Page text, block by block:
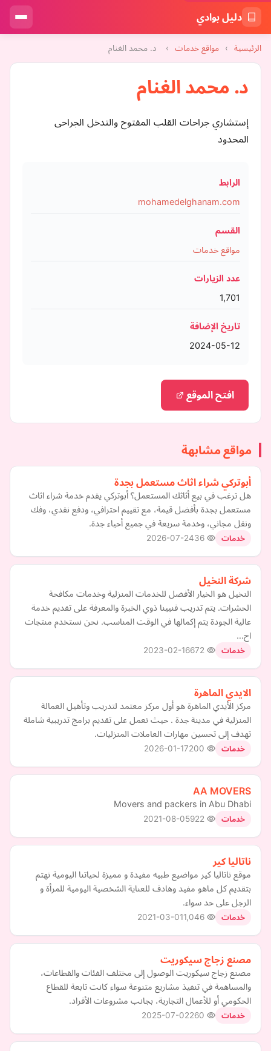
دليل بوادي
الرئيسية › مواقع خدمات › د. محمد الغنام
د. محمد الغنام
إستشاري جراحات القلب المفتوح والتدخل الجراحى
المحدود
الرابط
mohamedelghanam.com
القسم
مواقع خدمات
عدد الزيارات
1,701
تاريخ الإضافة
2024-05-12
افتح الموقع
مواقع مشابهة
أبوتركي شراء اثاث مستعمل بجدة
هل ترغب في بيع أثاثك المستعمل؟ أبوتركي يقدم خدمة شراء اثاث
مستعمل بجدة بأفضل قيمة، مع تقييم احترافي، ودفع نقدي، وفك
ونقل مجاني، وخدمة سريعة في جميع أحياء جدة.
خدمات 2026-07-24
شركة النخيل
النخيل هو الخيار الأفضل للخدمات المنزلية وخدمات مكافحة
الحشرات. يتم تدريب فنيينا ذوي الخبرة والمعرفة على تقديم خدمة
عالية الجودة يتم إكمالها في الوقت المناسب. نحن نستخدم منتجات
اح…
خدمات 2023-02-16
الايدي الماهرة
مركز الأيدي الماهرة هو أول مركز معتمد لتدريب وتأهيل العمالة
المنزلية في مدينة جدة . حيث نعمل على تقديم برامج تدريبية شاملة
تهدف إلى تحسين مهارات العاملات المنزليات.
خدمات 2026-01-17
AA MOVERS
Movers and packers in Abu Dhabi
خدمات 2021-08-05
ناتاليا كير
موقع ناتاليا كير مواضيع طبيه مفيدة و مميزة لحياتنا اليومية نهتم
بتقديم كل ماهو مفيد وهادف للعناية الشخصية اليومية للمرأة و
الرجل على حد سواء.
خدمات 2021-03-01
مصنع زجاج سيكوريت
مصنع زجاج سيكوريت الوصول إلى مختلف الفئات والقطاعات،
والمساهمة في تنفيذ مشاريع متنوعة سواء كانت تابعة للقطاع
الحكومي أو للأعمال التجارية، بجانب مشروعات الأفراد.
خدمات 2025-07-02